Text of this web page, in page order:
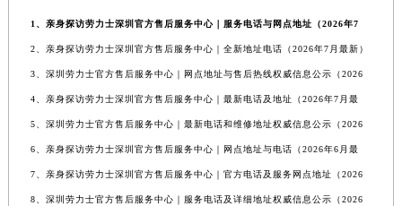
1、亲身探访劳力士深圳官方售后服务中心｜服务电话与网点地址（2026年7
2、亲身探访劳力士深圳官方售后服务中心｜全新地址电话（2026年7月最新）
3、深圳劳力士官方售后服务中心｜网点地址与售后热线权威信息公示（2026
4、亲身探访劳力士深圳官方售后服务中心｜最新电话及地址（2026年7月最
5、深圳劳力士官方售后服务中心｜最新电话和维修地址权威信息公示（2026
6、亲身探访劳力士深圳官方售后服务中心｜网点地址与电话（2026年6月最
7、亲身探访劳力士深圳官方售后服务中心｜官方电话及服务网点地址（2026
8、深圳劳力士官方售后服务中心｜服务电话及详细地址权威信息公示（2026